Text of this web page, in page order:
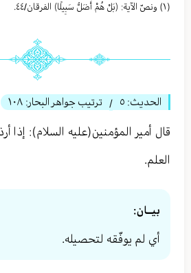
(١) ونصّ الآیة: ﴿بَلْ هُمْ أَضَلُّ سَبِيلًا﴾ الفرقان/٤٤.
الحديث: ٥ / ترتيب جواهر البحار: ١٠٨
قال أمير المؤمنين(عليه السلام): إذا
العلم.
بيــان:
أي لم يوفّقه لتحصيله.